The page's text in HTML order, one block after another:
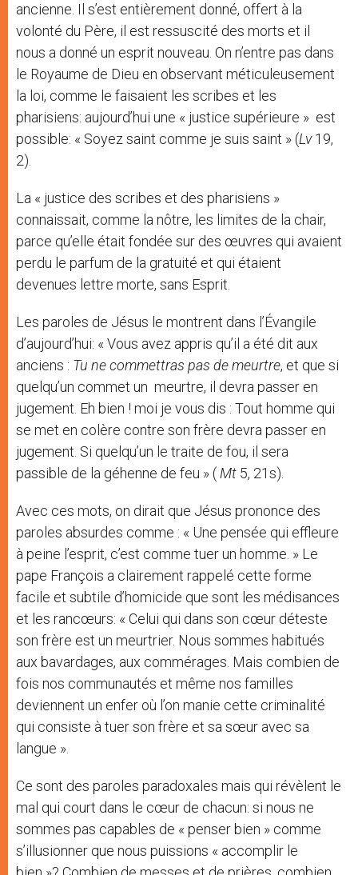
ancienne. Il s’est entièrement donné, offert à la
volonté du Père, il est ressuscité des morts et il
nous a donné un esprit nouveau. On n’entre pas dans
le Royaume de Dieu en observant méticuleusement
la loi, comme le faisaient les scribes et les
pharisiens: aujourd’hui une « justice supérieure » est
possible: « Soyez saint comme je suis saint » (Lv19,
2).
La « justice des scribes et des pharisiens »
connaissait, comme la nôtre, les limites de la chair,
parce qu’elle était fondée sur des œuvres qui avaient
perdu le parfum de la gratuité et qui étaient
devenues lettre morte, sans Esprit.
Les paroles de Jésus le montrent dans l’Évangile
d’aujourd’hui: « Vous avez appris qu’il a été dit aux
anciens : Tu ne commettras pas de meurtre, et que si
quelqu’un commet un meurtre, il devra passer en
jugement. Eh bien ! moi je vous dis : Tout homme qui
se met en colère contre son frère devra passer en
jugement. Si quelqu’un le traite de fou, il sera
passible de la géhenne de feu » (Mt 5, 21s).
Avec ces mots, on dirait que Jésus prononce des
paroles absurdes comme : « Une pensée qui effleure
à peine l’esprit, c’est comme tuer un homme. » Le
pape François a clairement rappelé cette forme
facile et subtile d’homicide que sont les médisances
et les rancœurs: « Celui qui dans son cœur déteste
son frère est un meurtrier. Nous sommes habitués
aux bavardages, aux commérages. Mais combien de
fois nos communautés et même nos familles
deviennent un enfer où l’on manie cette criminalité
qui consiste à tuer son frère et sa sœur avec sa
langue ».
Ce sont des paroles paradoxales mais qui révèlent le
mal qui court dans le cœur de chacun: si nous ne
sommes pas capables de « penser bien » comme
s’illusionner que nous puissions « accomplir le